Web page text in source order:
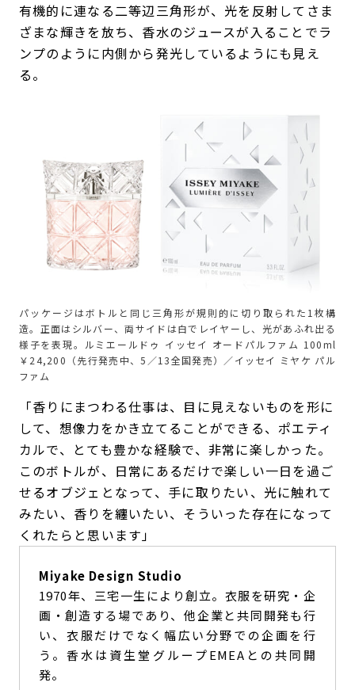
有機的に連なる二等辺三角形が、光を反射してさま
ざまな輝きを放ち、香水のジュースが入ることでラ
ンプのように内側から発光しているようにも見え
る。
パッケージはボトルと同じ三角形が規則的に切り取られた1枚構
造。正面はシルバー、両サイドは白でレイヤーし、光があふれ出る
様子を表現。ルミエールドゥ イッセイ オードパルファム 100ml
￥24,200（先行発売中、5／13全国発売）／イッセイ ミヤケ パル
ファム
「香りにまつわる仕事は、目に見えないものを形に
して、想像力をかき立てることができる、ポエティ
カルで、とても豊かな経験で、非常に楽しかった。
このボトルが、日常にあるだけで楽しい一日を過ご
せるオブジェとなって、手に取りたい、光に触れて
みたい、香りを纏いたい、そういった存在になって
くれたらと思います」
Miyake Design Studio
1970年、三宅一生により創立。衣服を研究・企
画・創造する場であり、他企業と共同開発も行
い、衣服だけでなく幅広い分野での企画を行
う。香水は資生堂グループEMEAとの共同開
発。